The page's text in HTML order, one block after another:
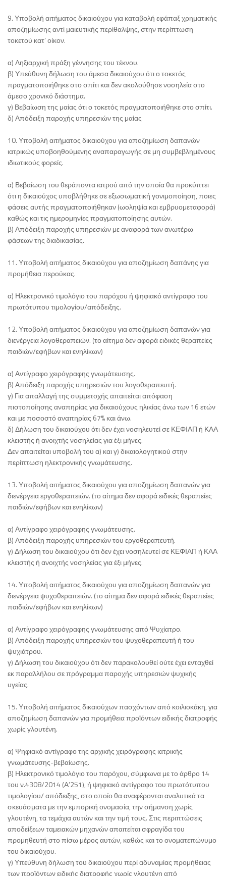
9. Υποβολή αιτήματος δικαιούχου για καταβολή εφάπαξ χρηματικής
αποζημίωσης αντί μαιευτικής περίθαλψης, στην περίπτωση
τοκετού κατ’ οίκον.
α) Ληξιαρχική πράξη γέννησης του τέκνου.
β) Υπεύθυνη δήλωση του άμεσα δικαιούχου ότι ο τοκετός
πραγματοποιήθηκε στο σπίτι και δεν ακολούθησε νοσηλεία στο
άμεσο χρονικό διάστημα.
γ) Βεβαίωση της μαίας ότι ο τοκετός πραγματοποιήθηκε στο σπίτι.
δ) Απόδειξη παροχής υπηρεσιών της μαίας
10. Υποβολή αιτήματος δικαιούχου για αποζημίωση δαπανών
ιατρικώς υποβοηθούμενης αναπαραγωγής σε μη συμβεβλημένους
ιδιωτικούς φορείς.
α) Βεβαίωση του θεράποντα ιατρού από την οποία θα προκύπτει
ότι η δικαιούχος υποβλήθηκε σε εξωσωματική γονιμοποίηση, ποιες
φάσεις αυτής πραγματοποιήθηκαν (ωοληψία και εμβρυομεταφορά)
καθώς και τις ημερομηνίες πραγματοποίησης αυτών.
β) Απόδειξη παροχής υπηρεσιών με αναφορά των ανωτέρω
φάσεων της διαδικασίας.
11. Υποβολή αιτήματος δικαιούχου για αποζημίωση δαπάνης για
προμήθεια περούκας.
α) Ηλεκτρονικό τιμολόγιο του παρόχου ή ψηφιακό αντίγραφο του
πρωτότυπου τιμολογίου/απόδειξης.
12. Υποβολή αιτήματος δικαιούχου για αποζημίωση δαπανών για
διενέργεια λογοθεραπειών. (το αίτημα δεν αφορά ειδικές θεραπείες
παιδιών/εφήβων και ενηλίκων)
α) Αντίγραφο χειρόγραφης γνωμάτευσης.
β) Απόδειξη παροχής υπηρεσιών του λογοθεραπευτή.
γ) Για απαλλαγή της συμμετοχής απαιτείται απόφαση
πιστοποίησης αναπηρίας για δικαιούχους ηλικίας άνω των 16 ετών
και με ποσοστό αναπηρίας 67% και άνω.
δ) Δήλωση του δικαιούχου ότι δεν έχει νοσηλευτεί σε ΚΕΦΙΑΠ ή ΚΑΑ
κλειστής ή ανοιχτής νοσηλείας για έξι μήνες.
Δεν απαιτείται υποβολή του α) και γ) δικαιολογητικού στην
περίπτωση ηλεκτρονικής γνωμάτευσης.
13. Υποβολή αιτήματος δικαιούχου για αποζημίωση δαπανών για
διενέργεια εργοθεραπειών. (το αίτημα δεν αφορά ειδικές θεραπείες
παιδιών/εφήβων και ενηλίκων)
α) Αντίγραφο χειρόγραφης γνωμάτευσης.
β) Απόδειξη παροχής υπηρεσιών του εργοθεραπευτή.
γ) Δήλωση του δικαιούχου ότι δεν έχει νοσηλευτεί σε ΚΕΦΙΑΠ ή ΚΑΑ
κλειστής ή ανοιχτής νοσηλείας για έξι μήνες.
14. Υποβολή αιτήματος δικαιούχου για αποζημίωση δαπανών για
διενέργεια ψυχοθεραπειών. (το αίτημα δεν αφορά ειδικές θεραπείες
παιδιών/εφήβων και ενηλίκων)
α) Αντίγραφο χειρόγραφης γνωμάτευσης από Ψυχίατρο.
β) Απόδειξη παροχής υπηρεσιών του ψυχοθεραπευτή ή του
ψυχιάτρου.
γ) Δήλωση του δικαιούχου ότι δεν παρακολουθεί ούτε έχει ενταχθεί
εκ παραλλήλου σε πρόγραμμα παροχής υπηρεσιών ψυχικής
υγείας.
15. Υποβολή αιτήματος δικαιούχων πασχόντων από κοιλιοκάκη, για
αποζημίωση δαπανών για προμήθεια προϊόντων ειδικής διατροφής
χωρίς γλουτένη.
α) Ψηφιακό αντίγραφο της αρχικής χειρόγραφης ιατρικής
γνωμάτευσης-βεβαίωσης.
β) Ηλεκτρονικό τιμολόγιο του παρόχου, σύμφωνα με το άρθρο 14
του ν.4308/2014 (Α’251), ή ψηφιακό αντίγραφο του πρωτότυπου
τιμολογίου/ απόδειξης, στο οποίο θα αναφέρονται αναλυτικά τα
σκευάσματα με την εμπορική ονομασία, την σήμανση χωρίς
γλουτένη, τα τεμάχια αυτών και την τιμή τους. Στις περιπτώσεις
αποδείξεων ταμειακών μηχανών απαιτείται σφραγίδα του
προμηθευτή στο πίσω μέρος αυτών, καθώς και το ονοματεπώνυμο
του δικαιούχου.
γ) Υπεύθυνη δήλωση του δικαιούχου περί αδυναμίας προμήθειας
των προϊόντων ειδικής διατροφής χωρίς γλουτένη από